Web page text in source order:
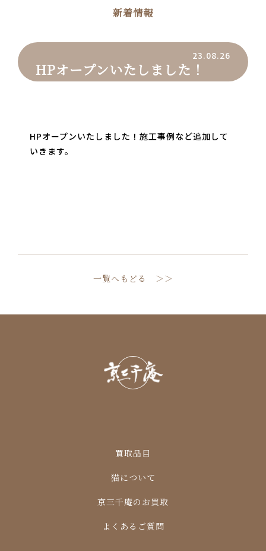
新着情報
23.08.26
HPオープンいたしました！
HPオープンいたしました！施工事例など追加して
いきます。
一覧へもどる ＞＞
買取品目
猫について
京三千庵のお買取
よくあるご質問